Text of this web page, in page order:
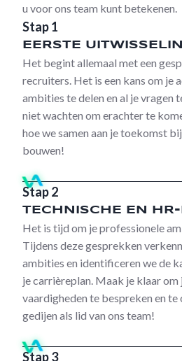
u voor ons team kunt betekenen.
Stap 1
EERSTE
Het begint allemaal met een
recruiters. Het is een kans om je
ambities te delen en al je vragen
niet wachten om erachter te
hoe we samen aan je toekomst
bouwen!
Stap 2
TECHNISCHE EN
Het is tijd om je professionele
Tijdens deze gesprekken
ambities en identificeren we de
je carrièreplan. Maak je klaar om
vaardigheden te bespreken en
gedijen als lid van ons team!
Stap 3